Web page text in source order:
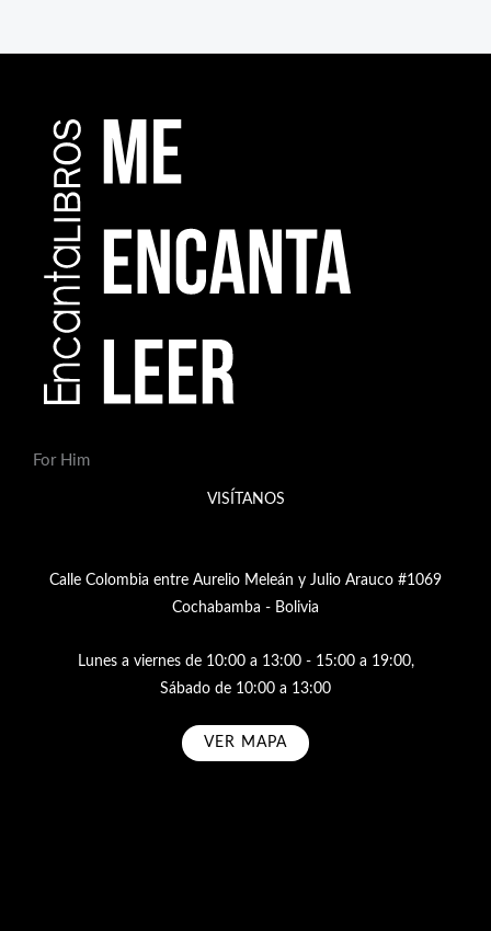
For Him
VISÍTANOS
Calle Colombia entre Aurelio Meleán y Julio Arauco #1069
Cochabamba - Bolivia
Lunes a viernes de 10:00 a 13:00 - 15:00 a 19:00,
Sábado de 10:00 a 13:00
VER MAPA